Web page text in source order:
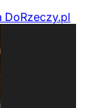
DoRzeczy.pl